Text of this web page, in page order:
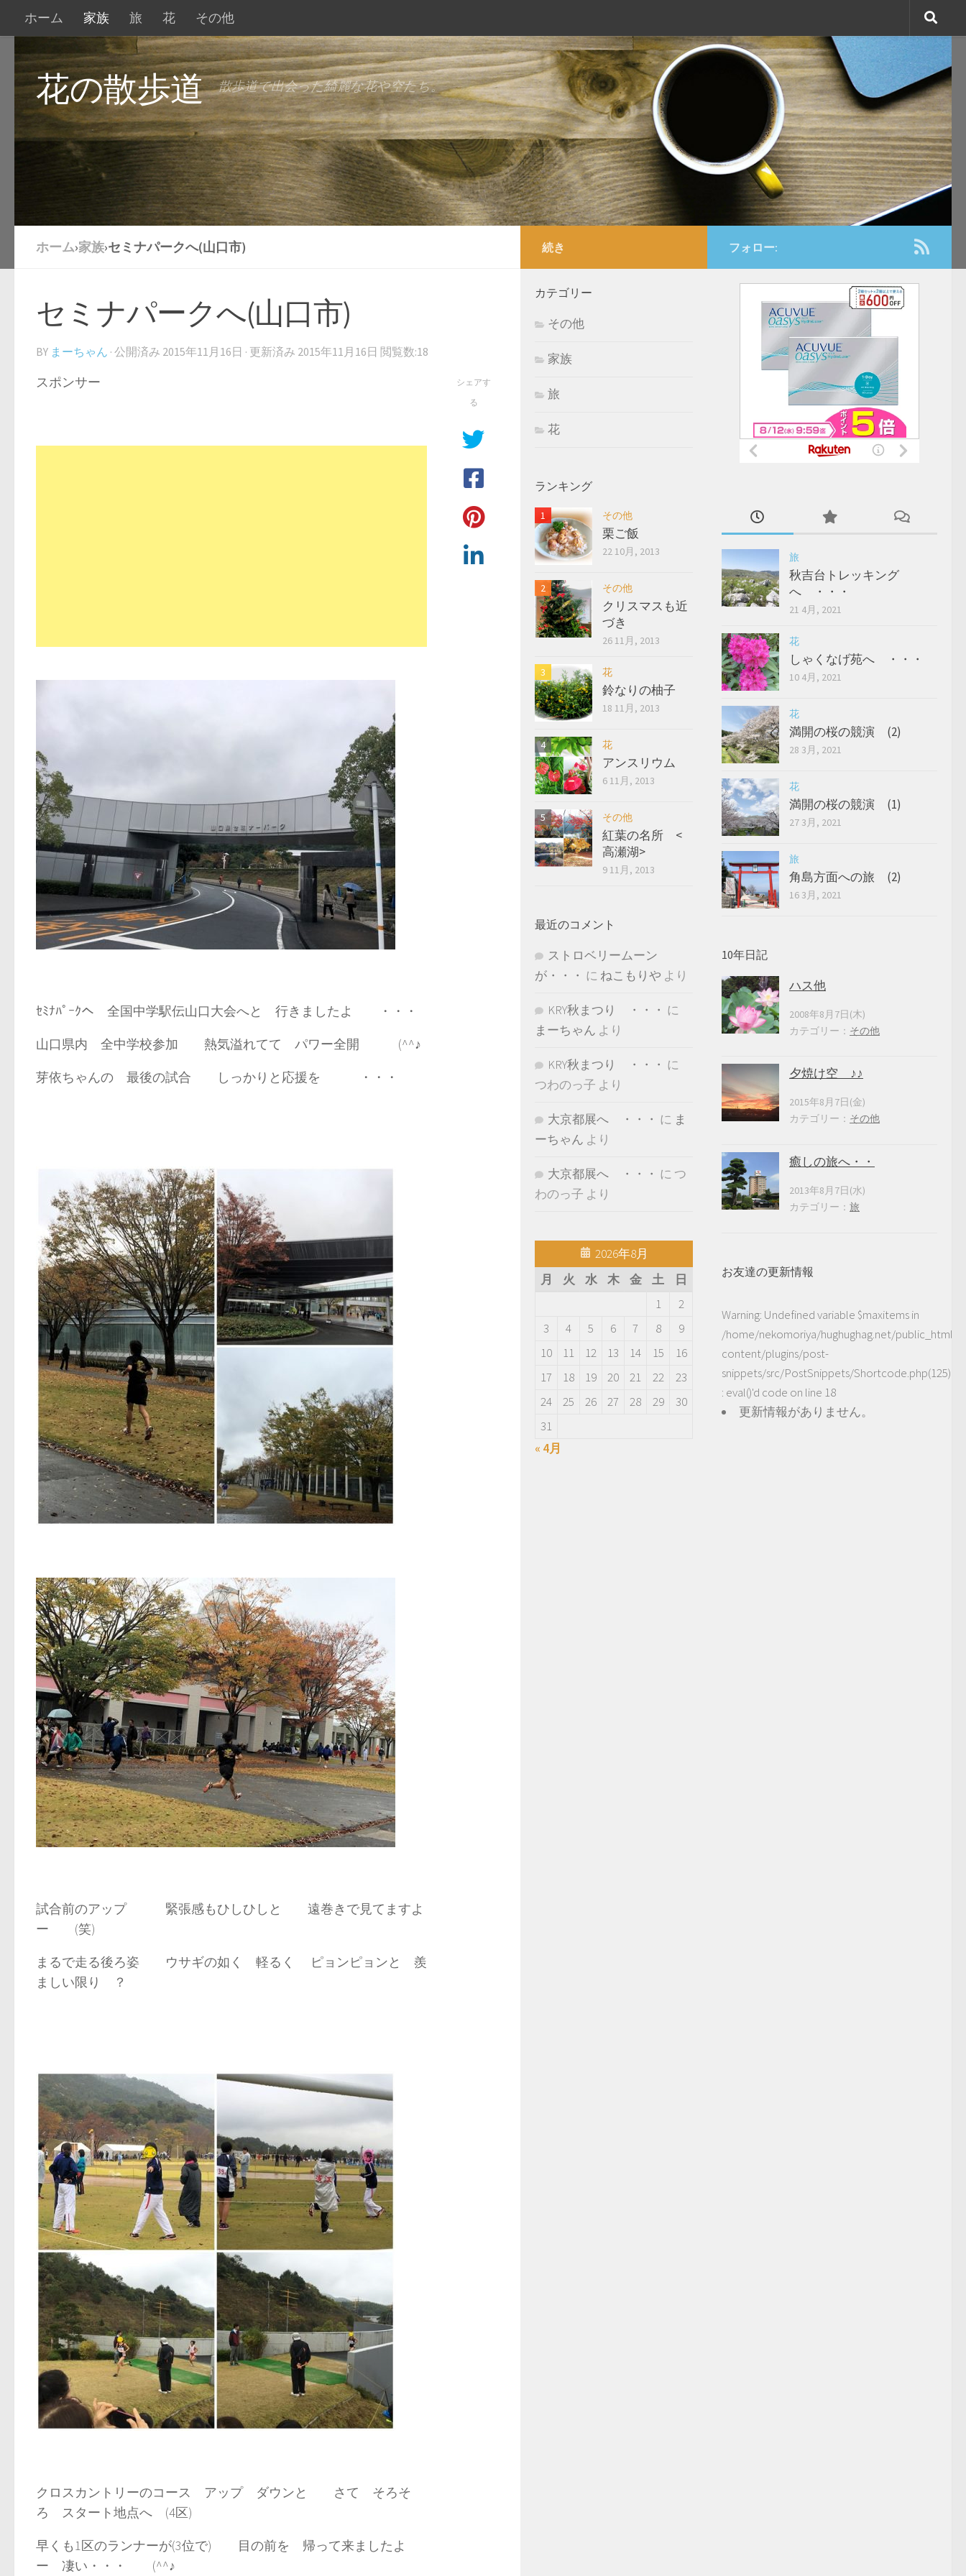
ホーム 家族 旅 花 その他
花の散歩道 散歩道で出会った綺麗な花や空たち。
ホーム›家族›セミナパークへ(山口市)
セミナパークへ(山口市)
BY まーちゃん · 公開済み 2015年11月16日 · 更新済み 2015年11月16日 閲覧数:18
スポンサー
ｾﾐﾅﾊﾟｰｸへ 全国中学駅伝山口大会へと 行きましたよ ・・・
山口県内 全中学校参加 熱気溢れてて パワー全開 (^^♪
芽依ちゃんの 最後の試合 しっかりと応援を ・・・
試合前のアップ 緊張感もひしひしと 遠巻きで見てますよ
ー (笑)
まるで走る後ろ姿 ウサギの如く 軽るく ピョンピョンと 羨
ましい限り ？
クロスカントリーのコース アップ ダウンと さて そろそ
ろ スタート地点へ (4区)
早くも1区のランナーが(3位で) 目の前を 帰って来ましたよ
ー 凄い・・・ (^^♪
シェアす
る
フォロー:
旅
秋吉台トレッキング
へ ・・・
21 4月, 2021
花
しゃくなげ苑へ ・・・
10 4月, 2021
花
満開の桜の競演 (2)
28 3月, 2021
花
満開の桜の競演 (1)
27 3月, 2021
旅
角島方面への旅 (2)
16 3月, 2021
10年日記
ハス他
2008年8月7日(木)
カテゴリー： その他
夕焼け空 ♪♪
2015年8月7日(金)
カテゴリー： その他
癒しの旅へ・・
2013年8月7日(水)
カテゴリー： 旅
お友達の更新情報
Warning: Undefined variable $maxitems in
/home/nekomoriya/hughughag.net/public_html/
content/plugins/post-
snippets/src/PostSnippets/Shortcode.php(125)
: eval()'d code on line 18
更新情報がありません。
続き
カテゴリー
その他
家族
旅
花
ランキング
その他
栗ご飯
22 10月, 2013
その他
クリスマスも近
づき
26 11月, 2013
花
鈴なりの柚子
18 11月, 2013
花
アンスリウム
6 11月, 2013
その他
紅葉の名所 <
高瀬湖>
9 11月, 2013
最近のコメント
ストロベリームーン
が・・・ に ねこもりや より
KRY秋まつり ・・・ に
まーちゃん より
KRY秋まつり ・・・ に
つわのっ子 より
大京都展へ ・・・ に ま
ーちゃん より
大京都展へ ・・・ に つ
わのっ子 より
2026年8月
月
火 水 木 金 土
日
1
2
3
4 5 6 7 8
9
10
11 12 13 14 15
16
17
18 19 20 21 22
23
24
25 26 27 28 29
30
31
« 4月